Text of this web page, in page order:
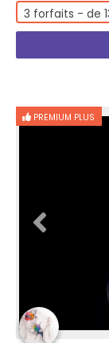
3 forfaits - de
PREMIUM PLUS